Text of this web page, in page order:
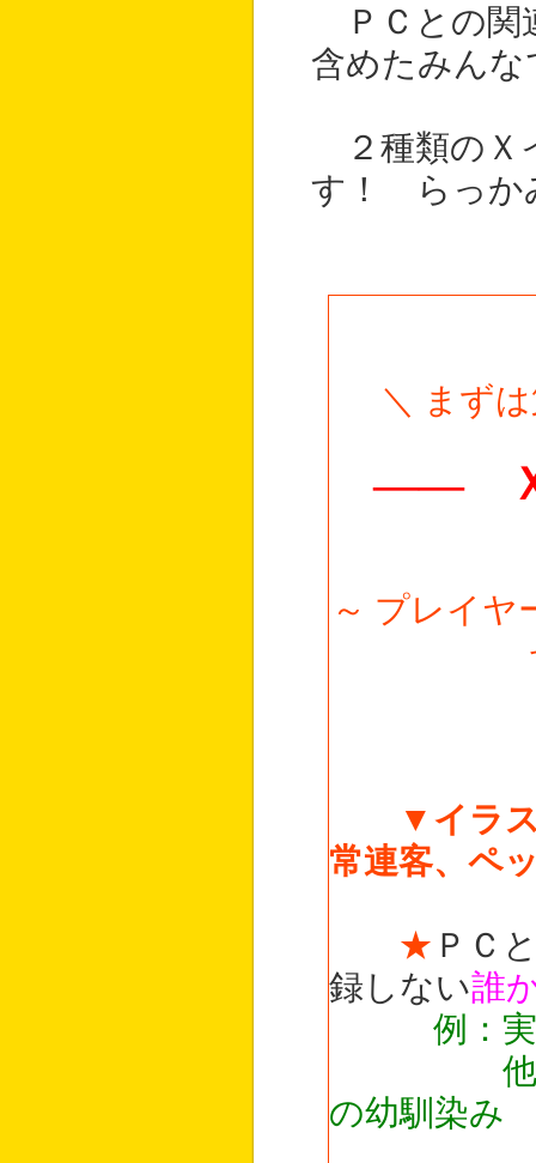
ＰＣとの関
含めたみんな
２種類のＸ
す！ らっか
＼ まず
―― Ｘ
～ プレイヤ
▼イラ
常連客、ペ
★ ＰＣ
録しない誰
例：
他校のサ
の幼馴染み